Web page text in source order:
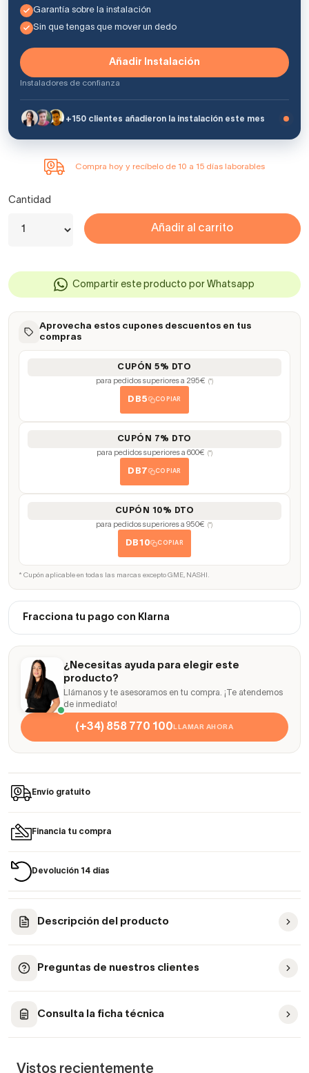
Garantía sobre la instalación
Sin que tengas que mover un dedo
Añadir Instalación
Instaladores de confianza
+150 clientes añadieron la instalación este mes
Compra hoy y recíbelo de 10 a 15 días laborables
Cantidad
Añadir al carrito
Compartir este producto por Whatsapp
Aprovecha estos cupones descuentos en tus
compras
CUPÓN 5% DTO
para pedidos superiores a 295€ (*)
DB5 COPIAR
CUPÓN 7% DTO
para pedidos superiores a 600€ (*)
DB7 COPIAR
CUPÓN 10% DTO
para pedidos superiores a 950€ (*)
DB10 COPIAR
* Cupón aplicable en todas las marcas excepto GME, NASHI.
Fracciona tu pago con Klarna
¿Necesitas ayuda para elegir este
producto?
Llámanos y te asesoramos en tu compra. ¡Te atendemos
de inmediato!
(+34) 858 770 100LLAMAR AHORA
Envío gratuito
Financia tu compra
Devolución 14 días
Descripción del producto
Preguntas de nuestros clientes
Consulta la ficha técnica
Vistos recientemente